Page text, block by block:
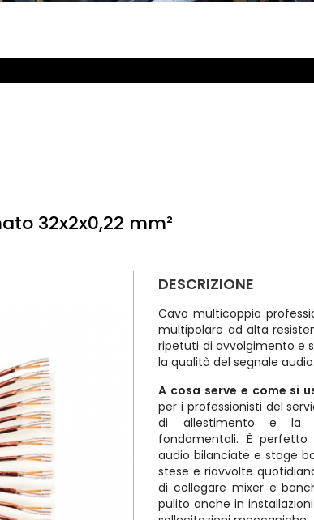
32x2x0,22 mm²
DESCRIZIONE
Cavo multicoppia
multipolare ad alta
ripetuti di avvolgimento e
la qualità del segnale audio.
A cosa serve e come si
per i professionisti del
di allestimento e la
fondamentali. È perfetto
audio bilanciate e stage
stese e riavvolte
di collegare mixer e
pulito anche in